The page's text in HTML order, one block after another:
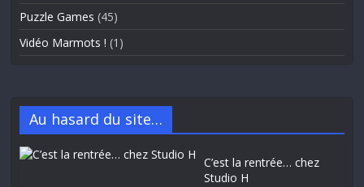
Puzzle Games (45)
Vidéo Marmots ! (1)
Au hasard du site…
C’est la rentrée… chez
Studio H